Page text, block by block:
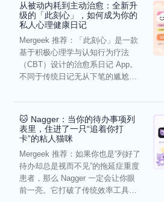
从被动内耗到主动治愈：全新升
级的「此刻心」，如何成为你的
私人心理健康日记
Mergeek 推荐：「此刻心」是一款
基于积极心理学与认知行为疗法
（CBT）设计的治愈系日记 App。
不同于传统日记无从下笔的尴尬，
🐱 Nagger：当你的待办事项列
表里，住进了一只“追着你打
卡”的粘人猫咪
Mergeek 推荐：如果你也是“列好了
待办却总是视而不见”的拖延症重度
患者，那么 Nagger 一定会让你眼
前一亮。它打破了传统效率工具冰